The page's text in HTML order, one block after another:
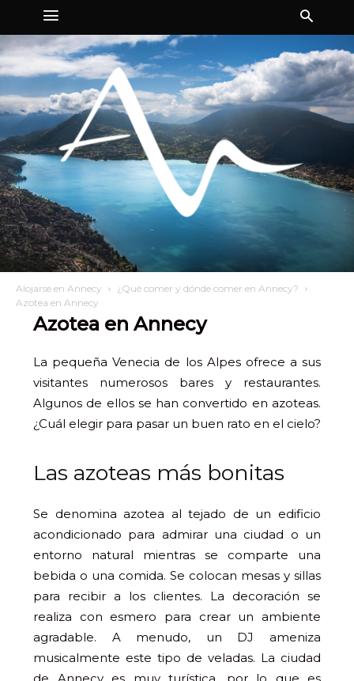
Alojarse en Annecy
¿Qué comer y dónde comer en Annecy?
Azotea en Annecy
Azotea en Annecy
La pequeña Venecia de los Alpes ofrece a sus
visitantes numerosos bares y restaurantes.
Algunos de ellos se han convertido en azoteas.
¿Cuál elegir para pasar un buen rato en el cielo?
Las azoteas más bonitas
Se denomina azotea al tejado de un edificio
acondicionado para admirar una ciudad o un
entorno natural mientras se comparte una
bebida o una comida. Se colocan mesas y sillas
para recibir a los clientes. La decoración se
realiza con esmero para crear un ambiente
agradable. A menudo, un DJ ameniza
musicalmente este tipo de veladas. La ciudad